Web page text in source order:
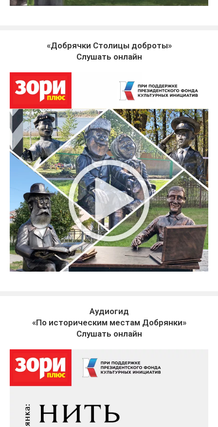
«Добрячки Столицы доброты»
Слушать онлайн
Аудиогид
«По историческим местам Добрянки»
Слушать онлайн